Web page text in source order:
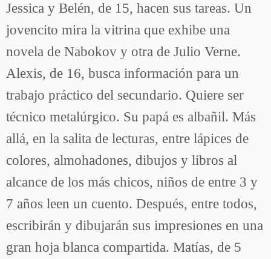
Jessica y Belén, de 15, hacen sus tareas. Un
jovencito mira la vitrina que exhibe una
novela de Nabokov y otra de Julio Verne.
Alexis, de 16, busca información para un
trabajo práctico del secundario. Quiere ser
técnico metalúrgico. Su papá es albañil. Más
allá, en la salita de lecturas, entre lápices de
colores, almohadones, dibujos y libros al
alcance de los más chicos, niños de entre 3 y
7 años leen un cuento. Después, entre todos,
escribirán y dibujarán sus impresiones en una
gran hoja blanca compartida. Matías, de 5